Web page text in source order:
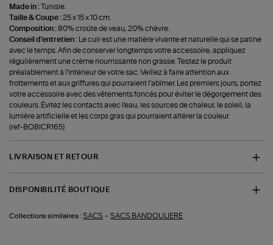
Made in :Tunisie.
Taille & Coupe :25 x 15 x 10 cm.
Composition :80% croûte de veau, 20% chèvre.
Conseil d'entretien :
Le cuir est une matière vivante et naturelle qui se patine
avec le temps. Afin de conserver longtemps votre accessoire, appliquez
régulièrement une crème nourrissante non grasse. Testez le produit
préalablement à l'intérieur de votre sac. Veillez à faire attention aux
frottements et aux griffures qui pourraient l'abîmer. Les premiers jours, portez
votre accessoire avec des vêtements foncés pour éviter le dégorgement des
couleurs. Évitez les contacts avec l'eau, les sources de chaleur, le soleil, la
lumière artificielle et les corps gras qui pourraient altérer la couleur.
(ref-BOBICR165)
LIVRAISON ET RETOUR
DISPONIBILITÉ BOUTIQUE
Collections similaires : SACS -SACS BANDOULIERE